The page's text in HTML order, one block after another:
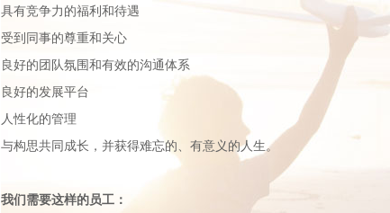
具有竞争力的福利和待遇
受到同事的尊重和关心
良好的团队氛围和有效的沟通体系
良好的发展平台
人性化的管理
与构思共同成长，并获得难忘的、有意义的人生。
我们需要这样的员工：